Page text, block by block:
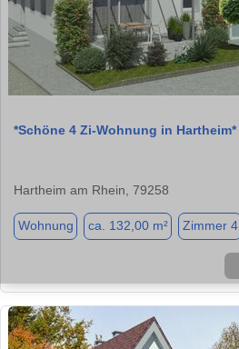
*Schöne 4 Zi-Wohnung in Hartheim*
Hartheim am Rhein, 79258
Wohnung ca. 132,00 m² Zimmer 4